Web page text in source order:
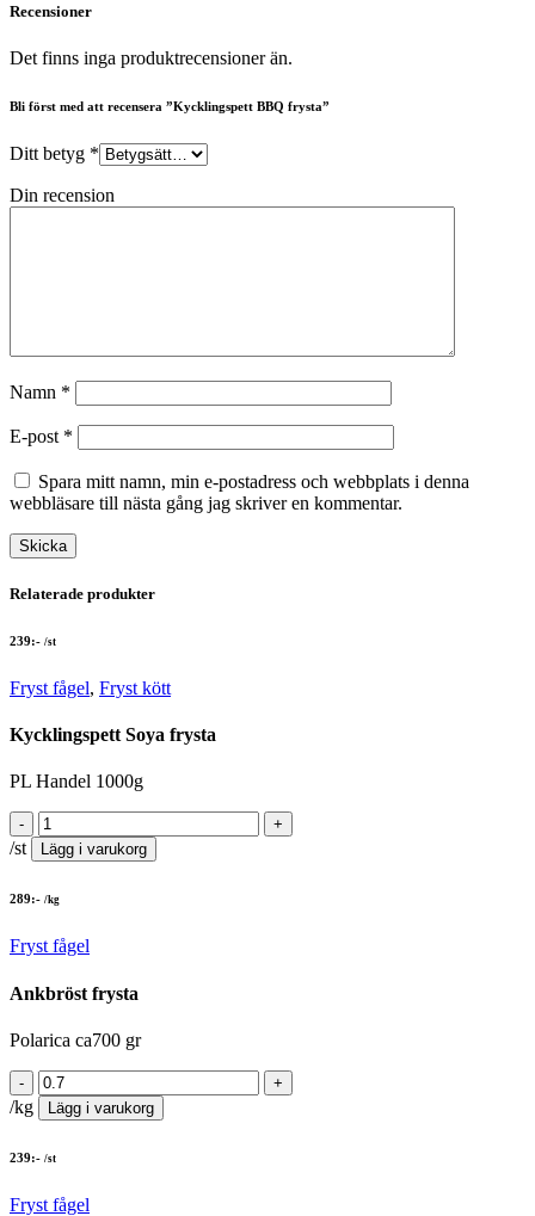
Recensioner
Det finns inga produktrecensioner än.
Bli först med att recensera ”Kycklingspett BBQ frysta”
Ditt betyg *
Din recension
Namn *
E-post *
Spara mitt namn, min e-postadress och webbplats i denna
webbläsare till nästa gång jag skriver en kommentar.
Relaterade produkter
239:- /st
Fryst fågel, Fryst kött
Kycklingspett Soya frysta
PL Handel 1000g
/st Lägg i varukorg
289:- /kg
Fryst fågel
Ankbröst frysta
Polarica ca700 gr
/kg Lägg i varukorg
239:- /st
Fryst fågel